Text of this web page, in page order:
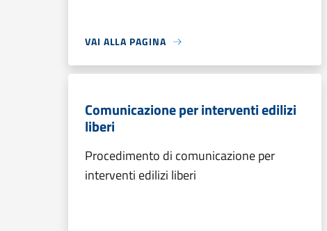
VAI ALLA PAGINA
Comunicazione per interventi edilizi
liberi
Procedimento di comunicazione per
interventi edilizi liberi